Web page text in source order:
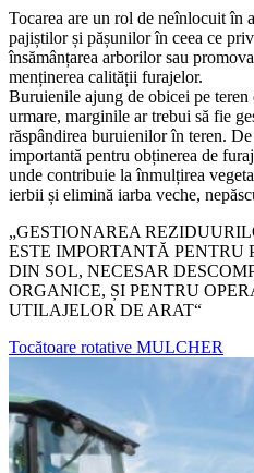
Tocarea are un rol de neînlocuit în
pajiștilor și pășunilor în ceea ce
însămânțarea arborilor sau
menținerea calității furajelor.
Buruienile ajung de obicei pe
urmare, marginile ar trebui să fie
răspândirea buruienilor în teren. De
importantă pentru obținerea de
unde contribuie la înmulțirea
ierbii și elimină iarba veche,
„GESTIONAREA
ESTE IMPORTANTĂ
DIN SOL, NECESAR
ORGANICE, ȘI PENTRU
UTILAJELOR DE ARAT“
Tocătoare rotative MULCHER